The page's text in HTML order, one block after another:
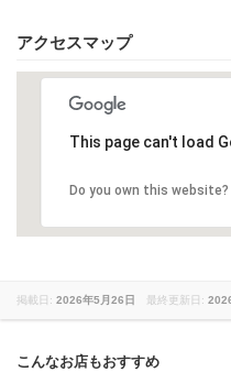
アクセスマップ
This page can't load
Do you own this website?
掲載日: 2026年5月26日 最終更新日:
こんなお店もおすすめ